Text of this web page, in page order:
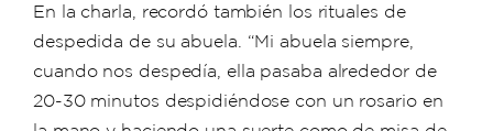
En la charla, recordó también los rituales de
despedida de su abuela. “Mi abuela siempre,
cuando nos despedía, ella pasaba alrededor de
20-30 minutos despidiéndose con un rosario en